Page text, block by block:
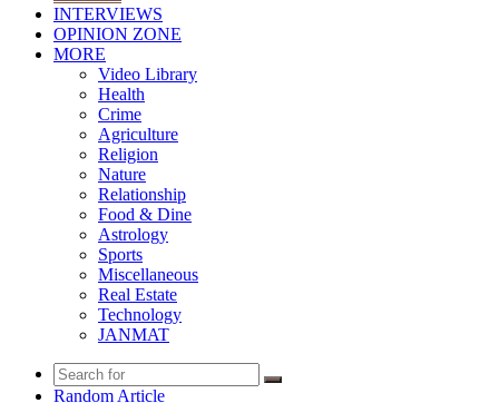
INTERVIEWS
OPINION ZONE
MORE
Video Library
Health
Crime
Agriculture
Religion
Nature
Relationship
Food & Dine
Astrology
Sports
Miscellaneous
Real Estate
Technology
JANMAT
Random Article